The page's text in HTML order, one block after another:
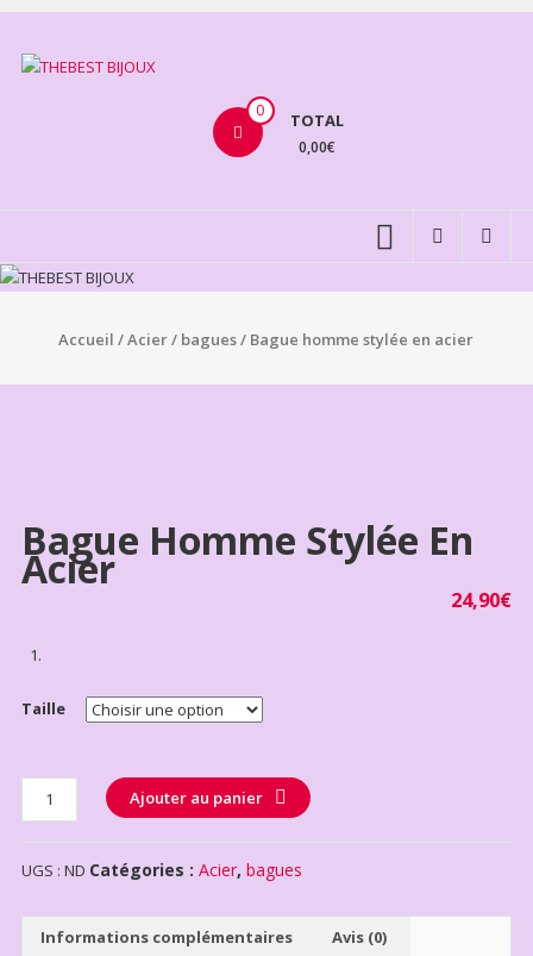
Aller
contenu
BIJOUX
0 TOTAL
0,00€
Accueil /Acier/ bagues/ Bague homme stylée en acier
Bague Homme Stylée En
Acier
24,90€
Taille
Quantité Ajouter au panier
UGS : ND Catégories : Acier, bagues
Informations complémentaires Avis (0)